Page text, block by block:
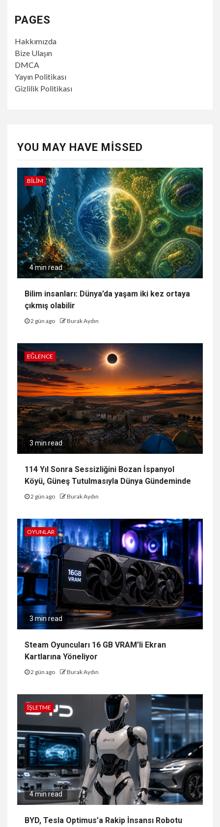
PAGES
Hakkımızda
Bize Ulaşın
DMCA
Yayın Politikası
Gizlilik Politikası
YOU MAY HAVE MISSED
BILIM
4 min read
Bilim insanları: Dünya’da yaşam iki kez ortaya
çıkmış olabilir
2 gün ago Burak Aydın
EĞLENCE
3 min read
114 Yıl Sonra Sessizliğini Bozan İspanyol
Köyü, Güneş Tutulmasıyla Dünya Gündeminde
2 gün ago Burak Aydın
OYUNLAR
3 min read
Steam Oyuncuları 16 GB VRAM’li Ekran
Kartlarına Yöneliyor
2 gün ago Burak Aydın
İŞLETME
4 min read
BYD, Tesla Optimus’a Rakip İnsansı Robotu